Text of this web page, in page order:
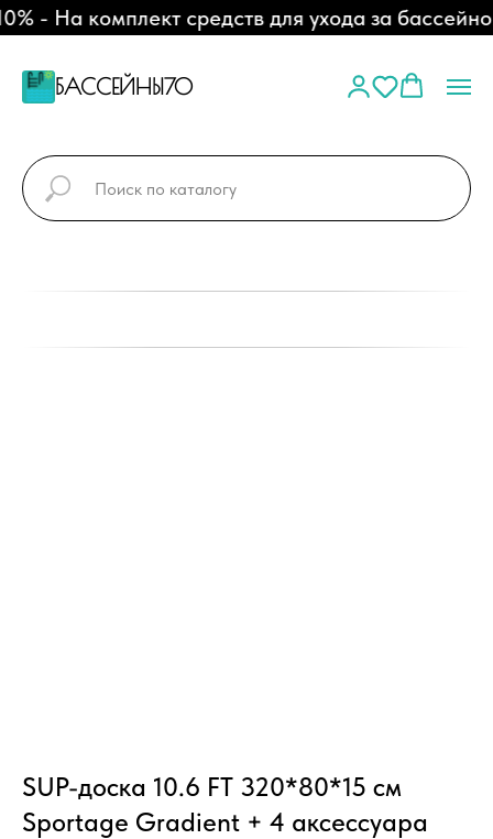
- На комплект средств для ухода за бассейном
БАССЕЙНЫ70
SUP-доска 10.6 FT 320*80*15 см
Sportage Gradient + 4 аксессуара